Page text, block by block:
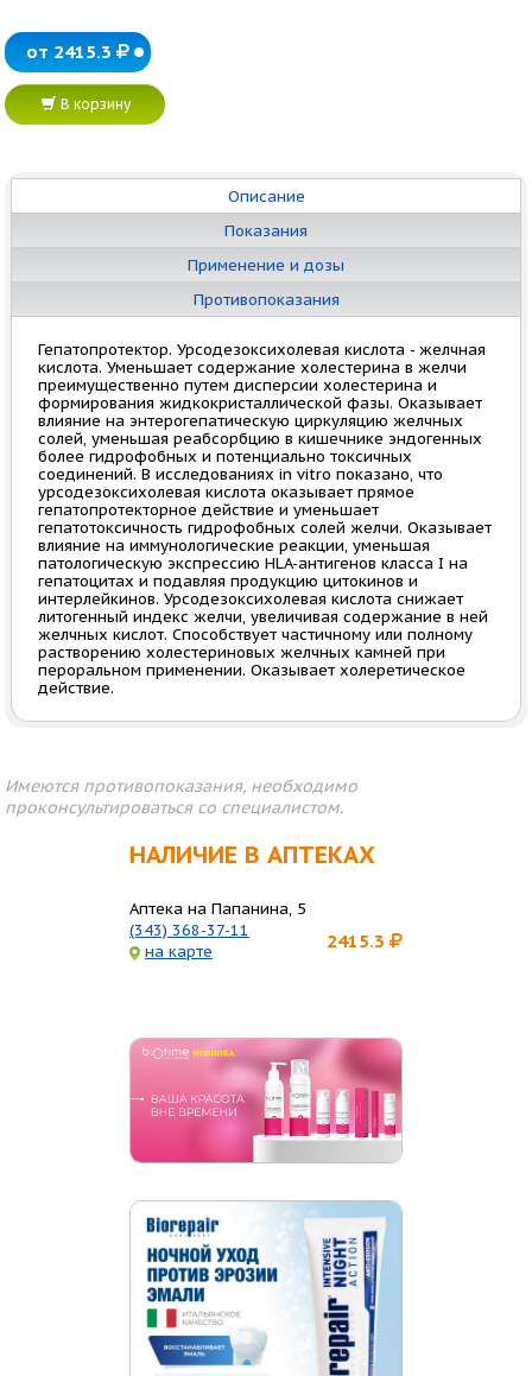
от 2415.3
В корзину
Описание
Показания
Применение и дозы
Противопоказания
Гепатопротектор. Урсодезоксихолевая кислота - желчная
кислота. Уменьшает содержание холестерина в желчи
преимущественно путем дисперсии холестерина и
формирования жидкокристаллической фазы. Оказывает
влияние на энтерогепатическую циркуляцию желчных
солей, уменьшая реабсорбцию в кишечнике эндогенных
более гидрофобных и потенциально токсичных
соединений. В исследованиях in vitro показано, что
урсодезоксихолевая кислота оказывает прямое
гепатопротекторное действие и уменьшает
гепатотоксичность гидрофобных солей желчи. Оказывает
влияние на иммунологические реакции, уменьшая
патологическую экспрессию HLA-антигенов класса I на
гепатоцитах и подавляя продукцию цитокинов и
интерлейкинов. Урсодезоксихолевая кислота снижает
литогенный индекс желчи, увеличивая содержание в ней
желчных кислот. Способствует частичному или полному
растворению холестериновых желчных камней при
пероральном применении. Оказывает холеретическое
действие.
Имеются противопоказания, необходимо
проконсультироваться со специалистом.
НАЛИЧИЕ В АПТЕКАХ
Аптека на Папанина, 5
(343) 368-37-11
на карте
2415.3